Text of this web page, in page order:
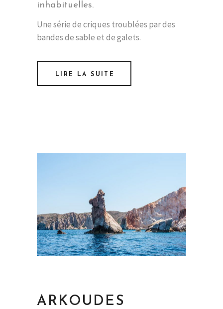
inhabituelles.
Une série de criques troublées par des
bandes de sable et de galets.
LIRE LA SUITE
ARKOUDES